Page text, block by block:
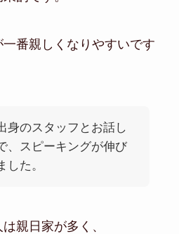
番親しくなりやすいです
身のスタッフとお話し
、スピーキングが伸び
した。
親日家が多く、